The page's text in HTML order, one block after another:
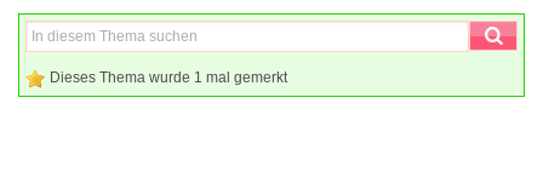
Dieses Thema wurde 1 mal gemerkt